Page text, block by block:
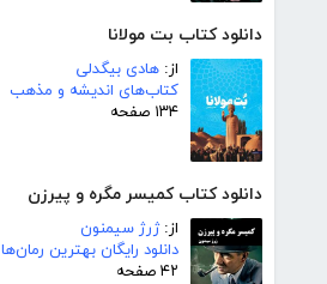
دانلود کتاب بت مولانا
از: هادی بیگدلی
کتاب‌های اندیشه و مذهب
۱۳۴ صفحه
دانلود کتاب کمیسر مگره و پیرزن
از:ژرژ سیمنون
دانلود رایگان بهترین رمان‌ها
۴۲ صفحه